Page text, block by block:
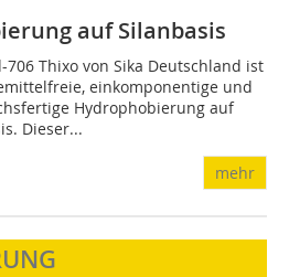
auf Silanbasis
706 Thixo von Sika Deutschland ist
einkomponentige und
Hydrophobierung auf
Dieser...
mehr